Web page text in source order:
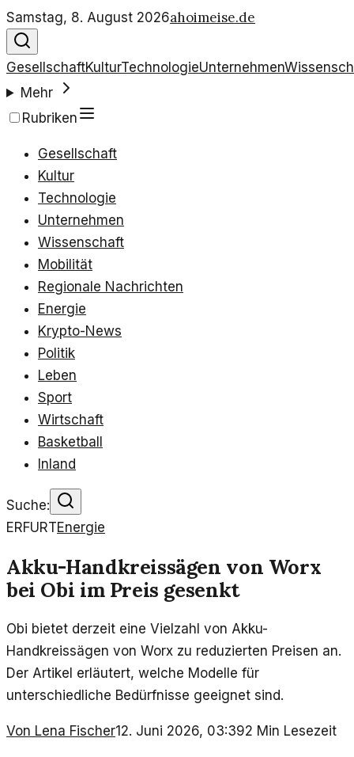
Samstag, 8. August 2026ahoimeise.de
GesellschaftKulturTechnologieUnternehmen
Mehr
Rubriken
Gesellschaft
Kultur
Technologie
Unternehmen
Wissenschaft
Mobilität
Regionale Nachrichten
Energie
Krypto-News
Politik
Leben
Sport
Wirtschaft
Basketball
Inland
Suche:
ERFURTEnergie
Akku-Handkreissägen von Worx
bei Obi im Preis gesenkt
Obi bietet derzeit eine Vielzahl von Akku-
Handkreissägen von Worx zu reduzierten Preisen an.
Der Artikel erläutert, welche Modelle für
unterschiedliche Bedürfnisse geeignet sind.
Von Lena Fischer12. Juni 2026, 03:392 Min Lesezeit